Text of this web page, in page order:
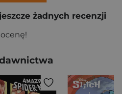
żadnych recenzji